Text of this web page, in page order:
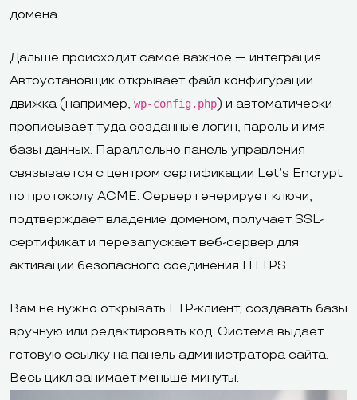
домена.
Дальше происходит самое важное — интеграция.
Автоустановщик открывает файл конфигурации
движка (например, wp-config.php) и автоматически
прописывает туда созданные логин, пароль и имя
базы данных. Параллельно панель управления
связывается с центром сертификации Let’s Encrypt
по протоколу ACME. Сервер генерирует ключи,
подтверждает владение доменом, получает SSL-
сертификат и перезапускает веб-сервер для
активации безопасного соединения HTTPS.
Вам не нужно открывать FTP-клиент, создавать базы
вручную или редактировать код. Система выдает
готовую ссылку на панель администратора сайта.
Весь цикл занимает меньше минуты.